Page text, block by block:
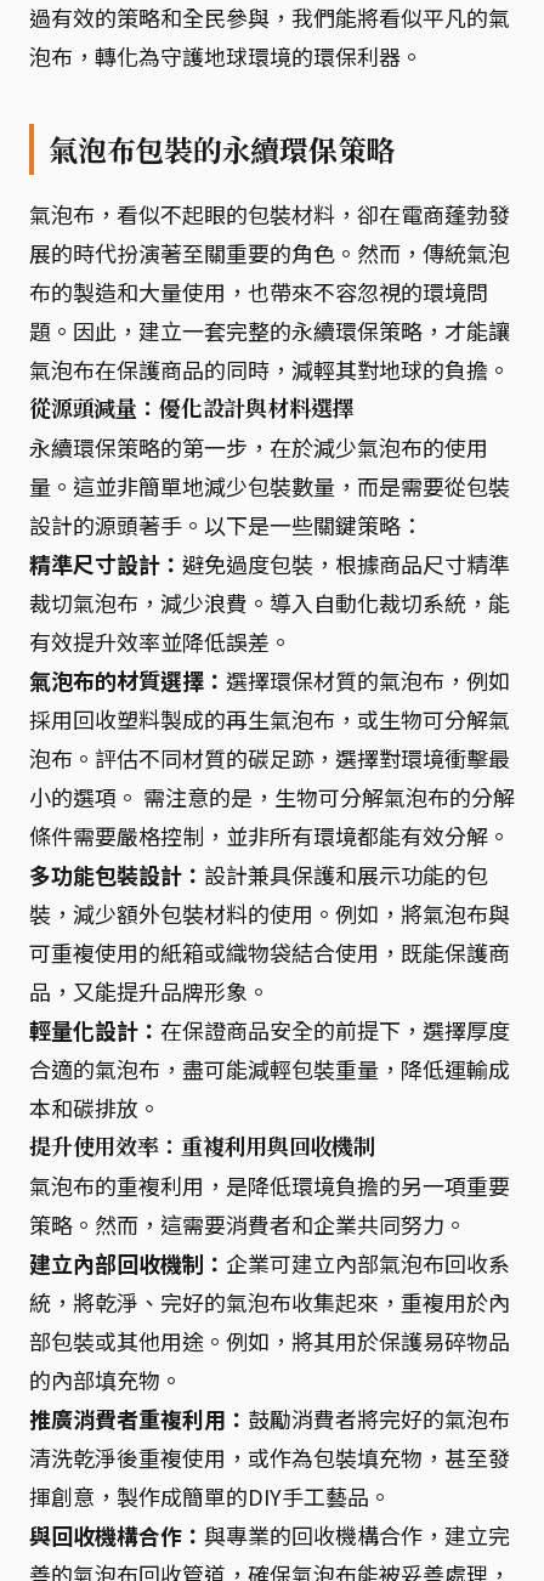
過有效的策略和全民參與，我們能將看似平凡的氣
泡布，轉化為守護地球環境的環保利器。
氣泡布包裝的永續環保策略
氣泡布，看似不起眼的包裝材料，卻在電商蓬勃發
展的時代扮演著至關重要的角色。然而，傳統氣泡
布的製造和大量使用，也帶來不容忽視的環境問
題。因此，建立一套完整的永續環保策略，才能讓
氣泡布在保護商品的同時，減輕其對地球的負擔。
從源頭減量：優化設計與材料選擇
永續環保策略的第一步，在於減少氣泡布的使用
量。這並非簡單地減少包裝數量，而是需要從包裝
設計的源頭著手。以下是一些關鍵策略：
精準尺寸設計： 避免過度包裝，根據商品尺寸精準
裁切氣泡布，減少浪費。導入自動化裁切系統，能
有效提升效率並降低誤差。
氣泡布的材質選擇： 選擇環保材質的氣泡布，例如
採用回收塑料製成的再生氣泡布，或生物可分解氣
泡布。評估不同材質的碳足跡，選擇對環境衝擊最
小的選項。 需注意的是，生物可分解氣泡布的分解
條件需要嚴格控制，並非所有環境都能有效分解。
多功能包裝設計： 設計兼具保護和展示功能的包
裝，減少額外包裝材料的使用。例如，將氣泡布與
可重複使用的紙箱或織物袋結合使用，既能保護商
品，又能提升品牌形象。
輕量化設計： 在保證商品安全的前提下，選擇厚度
合適的氣泡布，盡可能減輕包裝重量，降低運輸成
本和碳排放。
提升使用效率：重複利用與回收機制
氣泡布的重複利用，是降低環境負擔的另一項重要
策略。然而，這需要消費者和企業共同努力。
建立內部回收機制： 企業可建立內部氣泡布回收系
統，將乾淨、完好的氣泡布收集起來，重複用於內
部包裝或其他用途。例如，將其用於保護易碎物品
的內部填充物。
推廣消費者重複利用： 鼓勵消費者將完好的氣泡布
清洗乾淨後重複使用，或作為包裝填充物，甚至發
揮創意，製作成簡單的DIY手工藝品。
與回收機構合作： 與專業的回收機構合作，建立完
善的氣泡布回收管道，確保氣泡布能被妥善處理，